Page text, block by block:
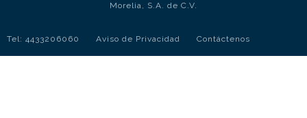
Morelia, S.A. de C.V.
Tel: 4433206060 Aviso de Privacidad Contáctenos